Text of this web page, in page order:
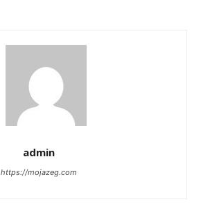
admin
https://mojazeg.com